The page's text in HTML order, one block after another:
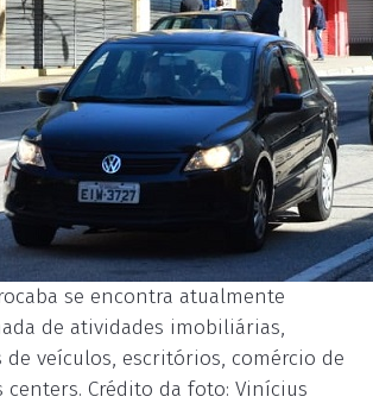
se encontra atualmente
de atividades imobiliárias,
de veículos, escritórios, comércio de
Crédito da foto: Vinícius